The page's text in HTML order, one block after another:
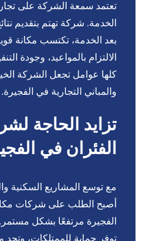
تعتمد سمعة الشركة على
الخدمة. شركة تهتم بتقديم
بعد الخدمة، تكتسب مكانة
الالتزام بالمواعيد، وجودة
كلها عوامل تجعل الشركة
والمباني التجارية في الفجيرة.
تزايد الحاجة
الفئران في
مع توسع المشاريع السكنية
أصبح الطلب على شركات
الفجيرة مرتفعًا بشكل مستمر.
توفر حماية للممتلكات، وتحد